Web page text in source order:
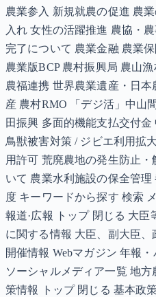
農業参入 新規就農の促進 農
入れ 女性の活躍推進 農協・
完了について 農業金融 農業
農業版BCP 農村振興局 農山
農福連携 世界農業遺産・日
産 農村RMO 「デジ活」中山
田振興 多面的機能支払交付
鳥獣被害対策 / ジビエ利用拡
用許可 荒廃農地の発生防止
いて 農業水利施設の保全管
度 キーワードから探す 検索
報道·広報 トップ 閉じる 大
に関する情報 大臣、副大臣
開催情報 Webマガジン 年報
ソーシャルメディア一覧 地
策情報 トップ 閉じる 基本政